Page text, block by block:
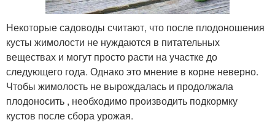
Некоторые садоводы считают, что после плодоношения
кусты жимолости не нуждаются в питательных
веществах и могут просто расти на участке до
следующего года. Однако это мнение в корне неверно.
Чтобы жимолость не вырождалась и продолжала
плодоносить , необходимо производить подкормку
кустов после сбора урожая.